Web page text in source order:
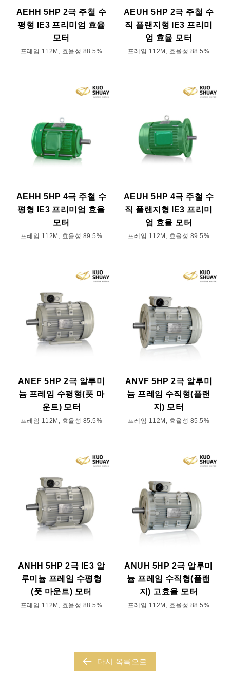
AEHH 5HP 2극 주철 수
평형 IE3 프리미엄 효율
모터
프레임 112M, 효율성 88.5%
AEUH 5HP 2극 주철 수
직 플랜지형 IE3 프리미
엄 효율 모터
프레임 112M, 효율성 88.5%
AEHH 5HP 4극 주철 수
평형 IE3 프리미엄 효율
모터
프레임 112M, 효율성 89.5%
AEUH 5HP 4극 주철 수
직 플랜지형 IE3 프리미
엄 효율 모터
프레임 112M, 효율성 89.5%
ANEF 5HP 2극 알루미
늄 프레임 수평형(풋 마
운트) 모터
프레임 112M, 효율성 85.5%
ANVF 5HP 2극 알루미
늄 프레임 수직형(플랜
지) 모터
프레임 112M, 효율성 85.5%
ANHH 5HP 2극 IE3 알
루미늄 프레임 수평형
(풋 마운트) 모터
프레임 112M, 효율성 88.5%
ANUH 5HP 2극 알루미
늄 프레임 수직형(플랜
지) 고효율 모터
프레임 112M, 효율성 88.5%
다시 목록으로